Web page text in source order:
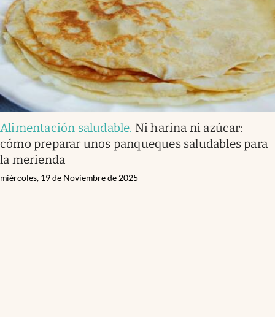
Alimentación saludable. Ni harina ni azúcar:
cómo preparar unos panqueques saludables para
la merienda
miércoles, 19 de Noviembre de 2025